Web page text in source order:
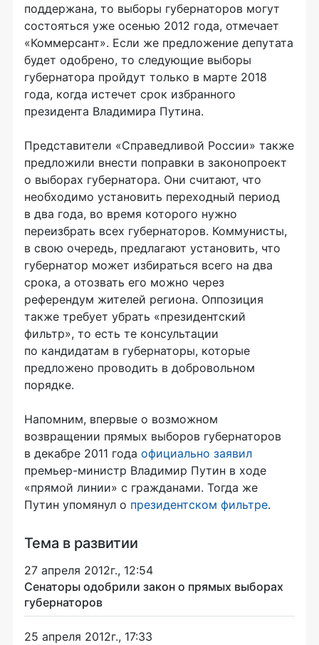
поддержана, то выборы губернаторов могут
состояться уже осенью 2012 года, отмечает
«Коммерсант». Если же предложение депутата
будет одобрено, то следующие выборы
губернатора пройдут только в марте 2018
года, когда истечет срок избранного
президента Владимира Путина.
Представители «Справедливой России» также
предложили внести поправки в законопроект
о выборах губернатора. Они считают, что
необходимо установить переходный период
в два года, во время которого нужно
переизбрать всех губернаторов. Коммунисты,
в свою очередь, предлагают установить, что
губернатор может избираться всего на два
срока, а отозвать его можно через
референдум жителей региона. Оппозиция
также требует убрать «президентский
фильтр», то есть те консультации
по кандидатам в губернаторы, которые
предложено проводить в добровольном
порядке.
Напомним, впервые о возможном
возвращении прямых выборов губернаторов
в декабре 2011 года официально заявил
премьер-министр Владимир Путин в ходе
«прямой линии» с гражданами. Тогда же
Путин упомянул о президентском фильтре.
Тема в развитии
27 апреля 2012г., 12:54
Сенаторы одобрили закон о прямых выборах
губернаторов
25 апреля 2012г., 17:33